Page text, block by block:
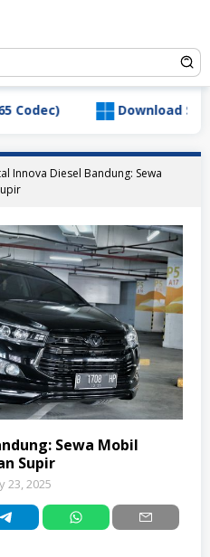
Download
Innova Diesel Bandung: Sewa
Sewa Mobil
Supir
23, 2025